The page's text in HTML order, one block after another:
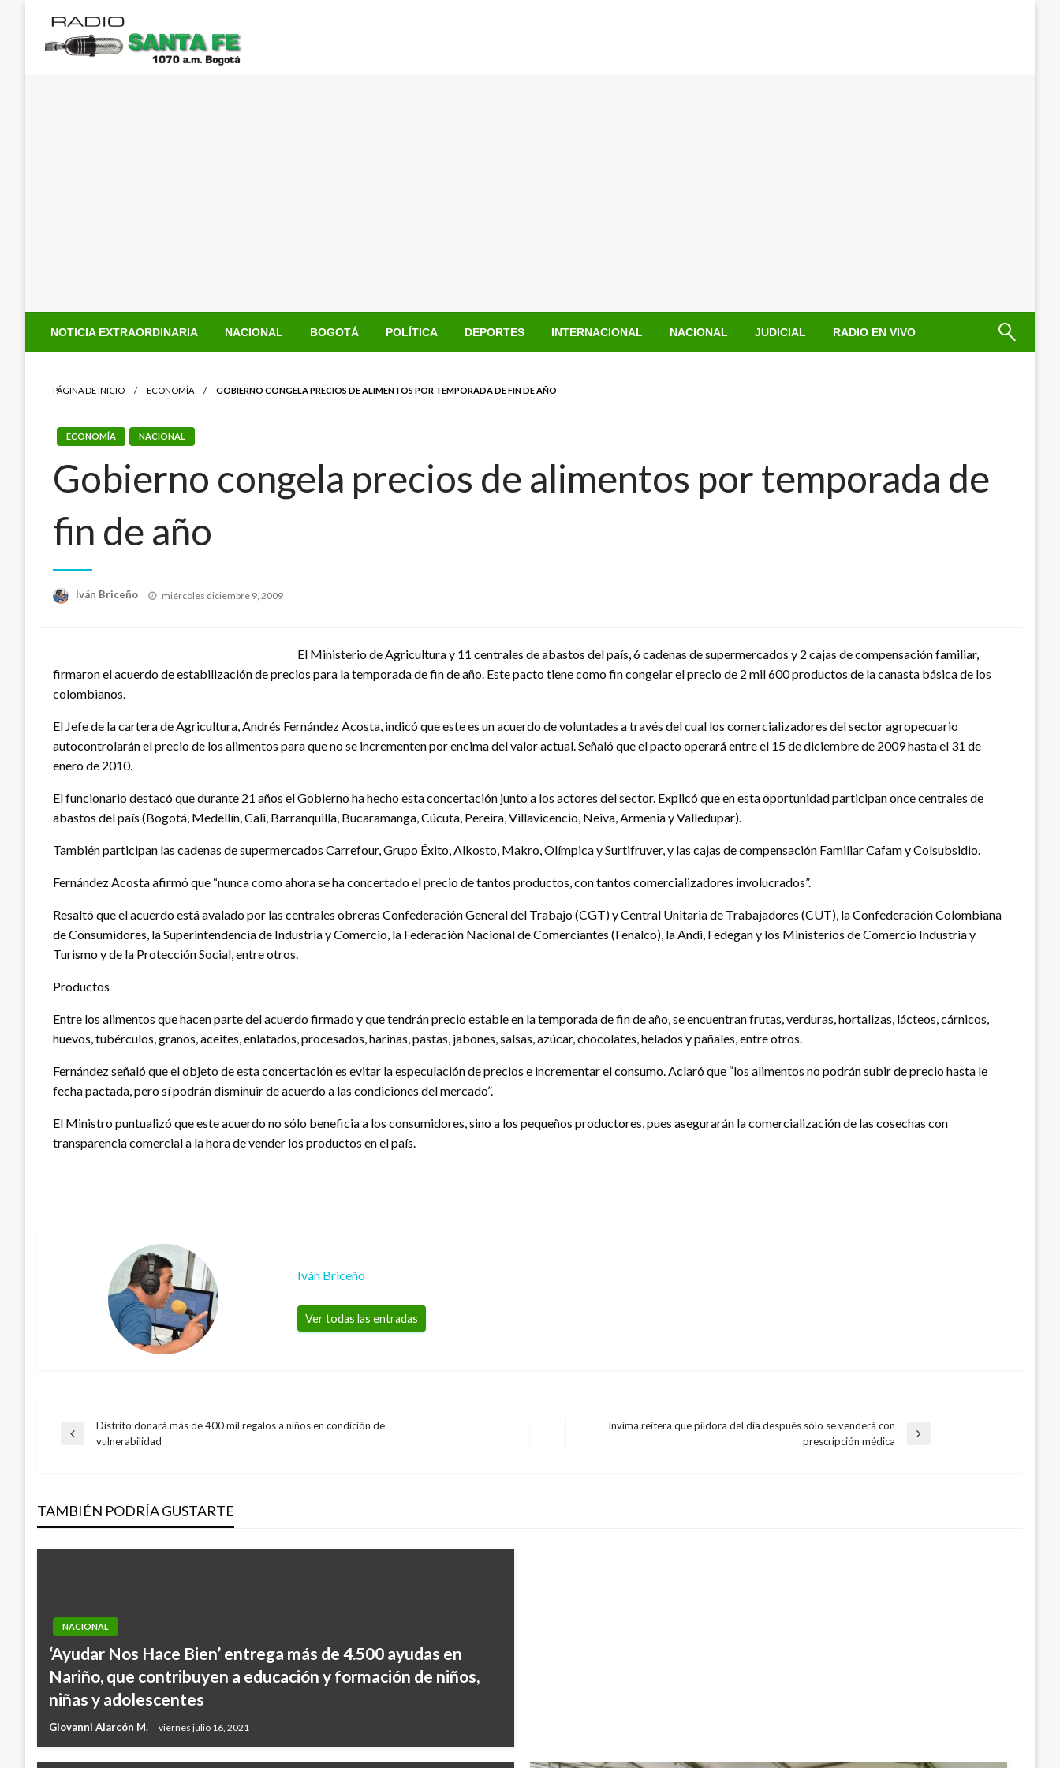
contenido
NOTICIA EXTRAORDINARIA NACIONAL BOGOTÁ POLÍTICA DEPORTES INTERNACIONAL NACIONAL JUDICIAL RADIO EN VIVO
PÁGINA DE INICIO ECONOMÍA GOBIERNO CONGELA PRECIOS DE ALIMENTOS POR TEMPORADA DE FIN DE AÑO
ECONOMÍA NACIONAL
Gobierno congela precios de alimentos por temporada de
fin de año
Iván Briceño
Publicado
miércoles diciembre 9, 2009
El Ministerio de Agricultura y 11 centrales de abastos del país, 6 cadenas de supermercados y 2 cajas de compensación familiar,
firmaron el acuerdo de estabilización de precios para la temporada de fin de año. Este pacto tiene como fin congelar el precio de 2 mil 600 productos de la canasta básica de los
colombianos.
El Jefe de la cartera de Agricultura, Andrés Fernández Acosta, indicó que este es un acuerdo de voluntades a través del cual los comercializadores del sector agropecuario
autocontrolarán el precio de los alimentos para que no se incrementen por encima del valor actual. Señaló que el pacto operará entre el 15 de diciembre de 2009 hasta el 31 de
enero de 2010.
El funcionario destacó que durante 21 años el Gobierno ha hecho esta concertación junto a los actores del sector. Explicó que en esta oportunidad participan once centrales de
abastos del país (Bogotá, Medellín, Cali, Barranquilla, Bucaramanga, Cúcuta, Pereira, Villavicencio, Neiva, Armenia y Valledupar).
También participan las cadenas de supermercados Carrefour, Grupo Éxito, Alkosto, Makro, Olímpica y Surtifruver, y las cajas de compensación Familiar Cafam y Colsubsidio.
Fernández Acosta afirmó que “nunca como ahora se ha concertado el precio de tantos productos, con tantos comercializadores involucrados”.
Resaltó que el acuerdo está avalado por las centrales obreras Confederación General del Trabajo (CGT) y Central Unitaria de Trabajadores (CUT), la Confederación Colombiana
de Consumidores, la Superintendencia de Industria y Comercio, la Federación Nacional de Comerciantes (Fenalco), la Andi, Fedegan y los Ministerios de Comercio Industria y
Turismo y de la Protección Social, entre otros.
Productos
Entre los alimentos que hacen parte del acuerdo firmado y que tendrán precio estable en la temporada de fin de año, se encuentran frutas, verduras, hortalizas, lácteos, cárnicos,
huevos, tubérculos, granos, aceites, enlatados, procesados, harinas, pastas, jabones, salsas, azúcar, chocolates, helados y pañales, entre otros.
Fernández señaló que el objeto de esta concertación es evitar la especulación de precios e incrementar el consumo. Aclaró que “los alimentos no podrán subir de precio hasta le
fecha pactada, pero sí podrán disminuir de acuerdo a las condiciones del mercado”.
El Ministro puntualizó que este acuerdo no sólo beneficia a los consumidores, sino a los pequeños productores, pues asegurarán la comercialización de las cosechas con
transparencia comercial a la hora de vender los productos en el país.
Iván Briceño
Ver todas las entradas
Navegación
entradas
Entrada
Distrito donará más de 400 mil regalos a niños en condición de
vulnerabilidad
Invima reitera que píldora del día después sólo se venderá con
prescripción médica
TAMBIÉN PODRÍA GUSTARTE
NACIONAL
‘Ayudar Nos Hace Bien’ entrega más de 4.500 ayudas en
Nariño, que contribuyen a educación y formación de niños,
niñas y adolescentes
Giovanni Alarcón M. viernes julio 16, 2021